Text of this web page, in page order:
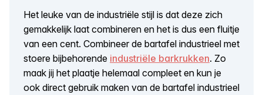
Het leuke van de industriële stijl is dat deze zich
gemakkelijk laat combineren en het is dus een fluitje
van een cent. Combineer de bartafel industrieel met
stoere bijbehorende industriële barkrukken. Zo
maak jij het plaatje helemaal compleet en kun je
ook direct gebruik maken van de bartafel industrieel